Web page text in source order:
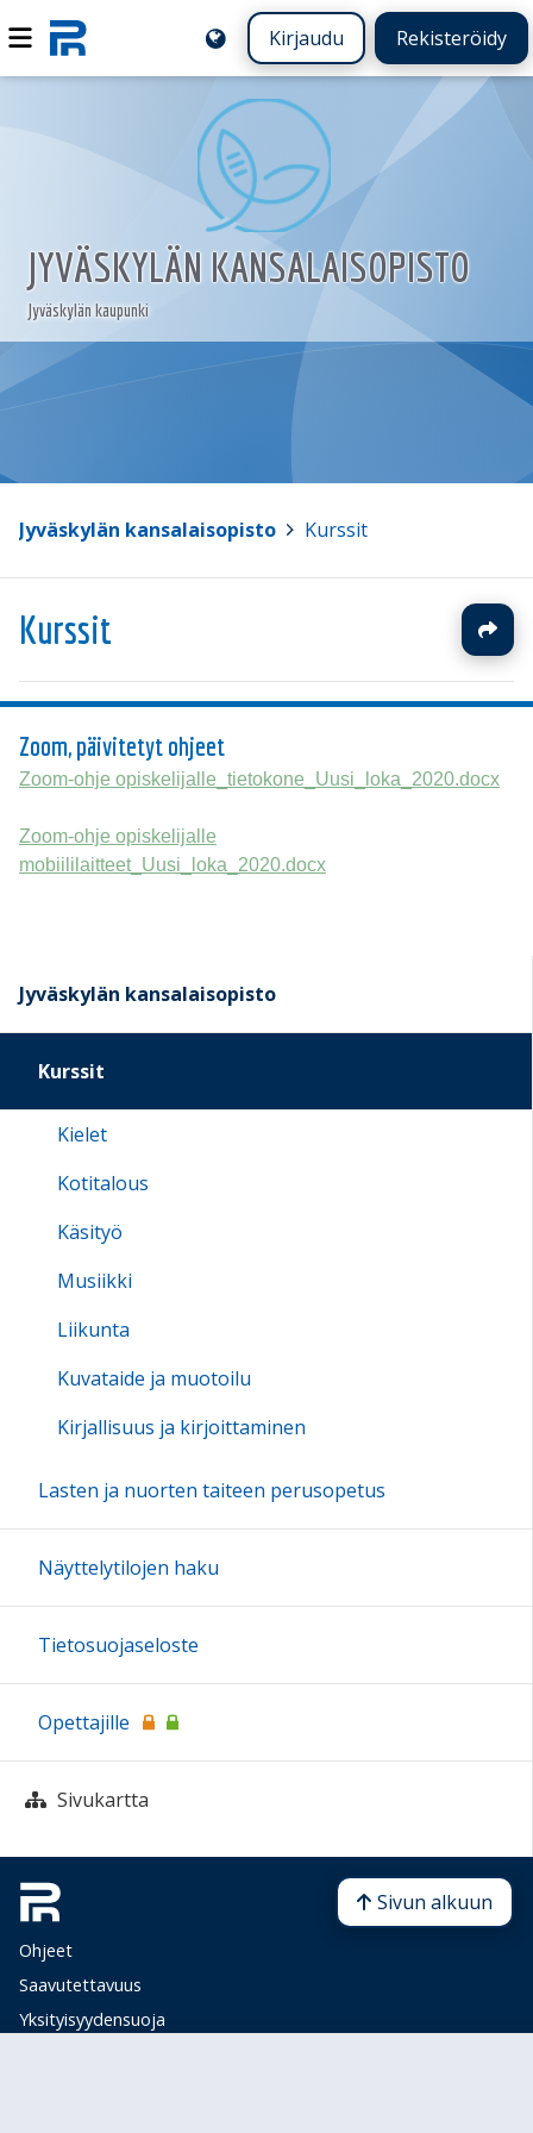
Kirjaudu Rekisteröidy
JYVÄSKYLÄN KANSALAISOPISTO
Jyväskylän kaupunki
Jyväskylän kansalaisopisto Kurssit
Kurssit
Zoom, päivitetyt ohjeet
Zoom-ohje opiskelijalle_tietokone_Uusi_loka_2020.docx
Zoom-ohje opiskelijalle
mobiililaitteet_Uusi_loka_2020.docx
Jyväskylän kansalaisopisto
Kurssit
Kielet
Kotitalous
Käsityö
Musiikki
Liikunta
Kuvataide ja muotoilu
Kirjallisuus ja kirjoittaminen
Lasten ja nuorten taiteen perusopetus
Näyttelytilojen haku
Tietosuojaseloste
Opettajille
Sivukartta
Ohjeet
Saavutettavuus
Yksityisyydensuoja
Sivun alkuun